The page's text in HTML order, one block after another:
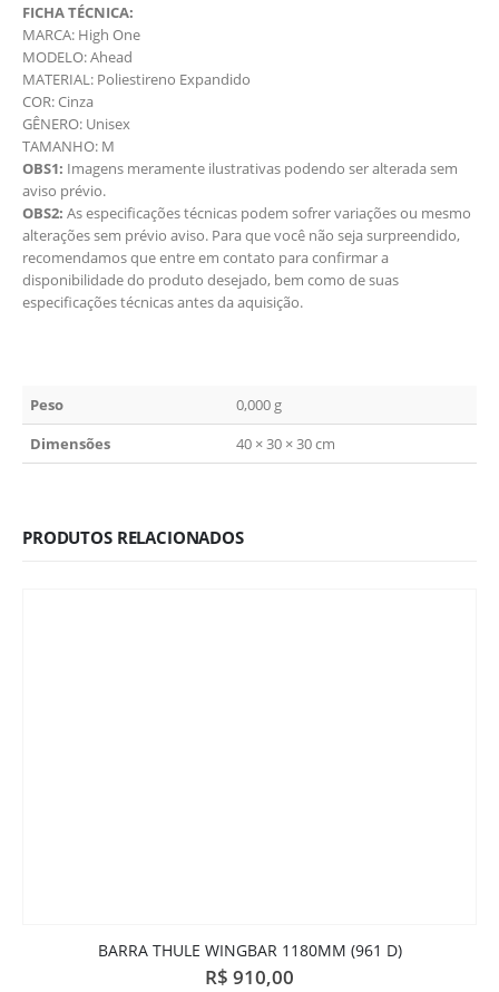
FICHA TÉCNICA:
MARCA: High One
MODELO: Ahead
MATERIAL: Poliestireno Expandido
COR: Cinza
GÊNERO: Unisex
TAMANHO: M
OBS1: Imagens meramente ilustrativas podendo ser alterada sem
aviso prévio.
OBS2: As especificações técnicas podem sofrer variações ou mesmo
alterações sem prévio aviso. Para que você não seja surpreendido,
recomendamos que entre em contato para confirmar a
disponibilidade do produto desejado, bem como de suas
especificações técnicas antes da aquisição.
Peso
0,000 g
Dimensões
40 × 30 × 30 cm
PRODUTOS RELACIONADOS
BARRA THULE WINGBAR 1180MM (961 D)
R$ 910,00